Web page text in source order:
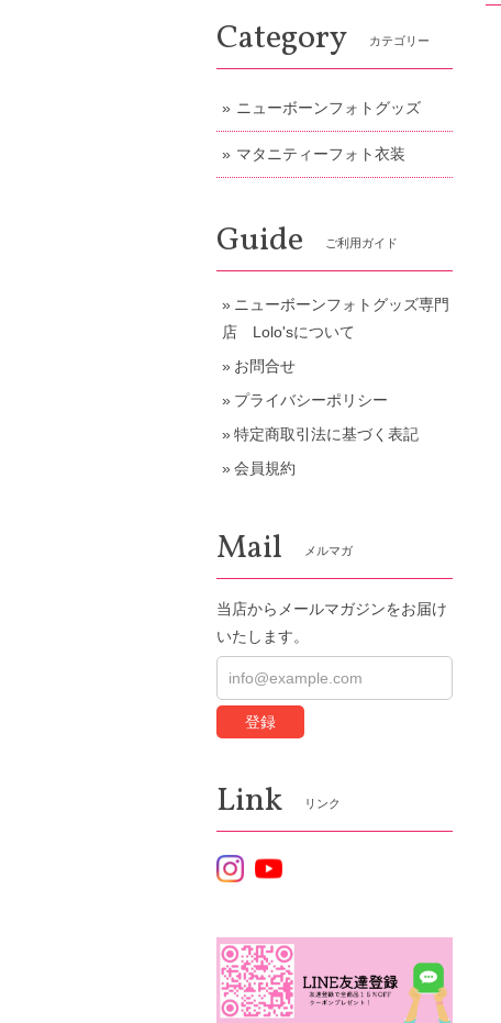
Category カテゴリー
ニューボーンフォトグッズ
マタニティーフォト衣装
Guide ご利用ガイド
ニューボーンフォトグッズ専門
店 Lolo'sについて
お問合せ
プライバシーポリシー
特定商取引法に基づく表記
会員規約
Mail メルマガ
当店からメールマガジンをお届け
いたします。
登録
Link リンク